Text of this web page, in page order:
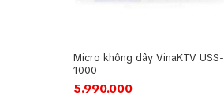
Micro không dây VinaKTV USS-
1000
5.990.000